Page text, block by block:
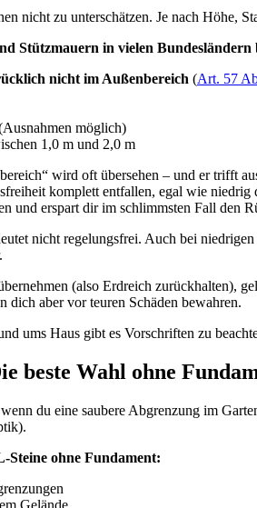
nicht zu unterschätzen. Je nach Höhe,
Stützmauern in vielen Bundesländern
nicht im Außenbereich (Art. 57
möglich)
1,0 m und 2,0 m
wird oft übersehen – und er trifft
komplett entfallen, egal wie
und erspart dir im schlimmsten Fall den
nicht regelungsfrei. Auch bei
(also Erdreich zurückhalten),
aber vor teuren Schäden bewahren.
ums Haus gibt es Vorschriften zu
beste Wahl ohne
du eine saubere Abgrenzung im
Steine ohne Fundament:
Gelände